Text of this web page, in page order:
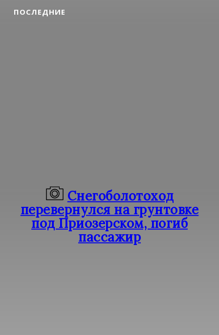
ПОСЛЕДНИЕ
Снегоболотоход
перевернулся на грунтовке
под Приозерском, погиб
пассажир